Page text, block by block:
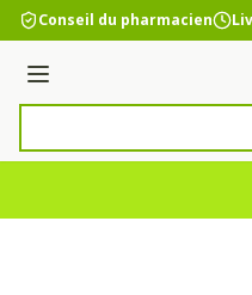
Aller au contenu
Conseil du pharmacien
Menu